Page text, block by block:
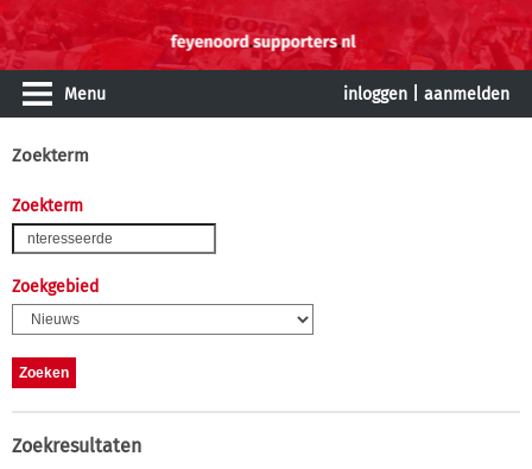
Menu inloggen aanmelden
Zoekterm
Zoekterm
Zoekgebied
Zoekresultaten